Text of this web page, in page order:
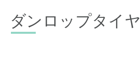
ダンロップタイヤ